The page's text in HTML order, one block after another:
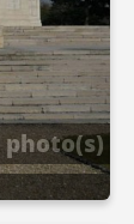
photo(s)